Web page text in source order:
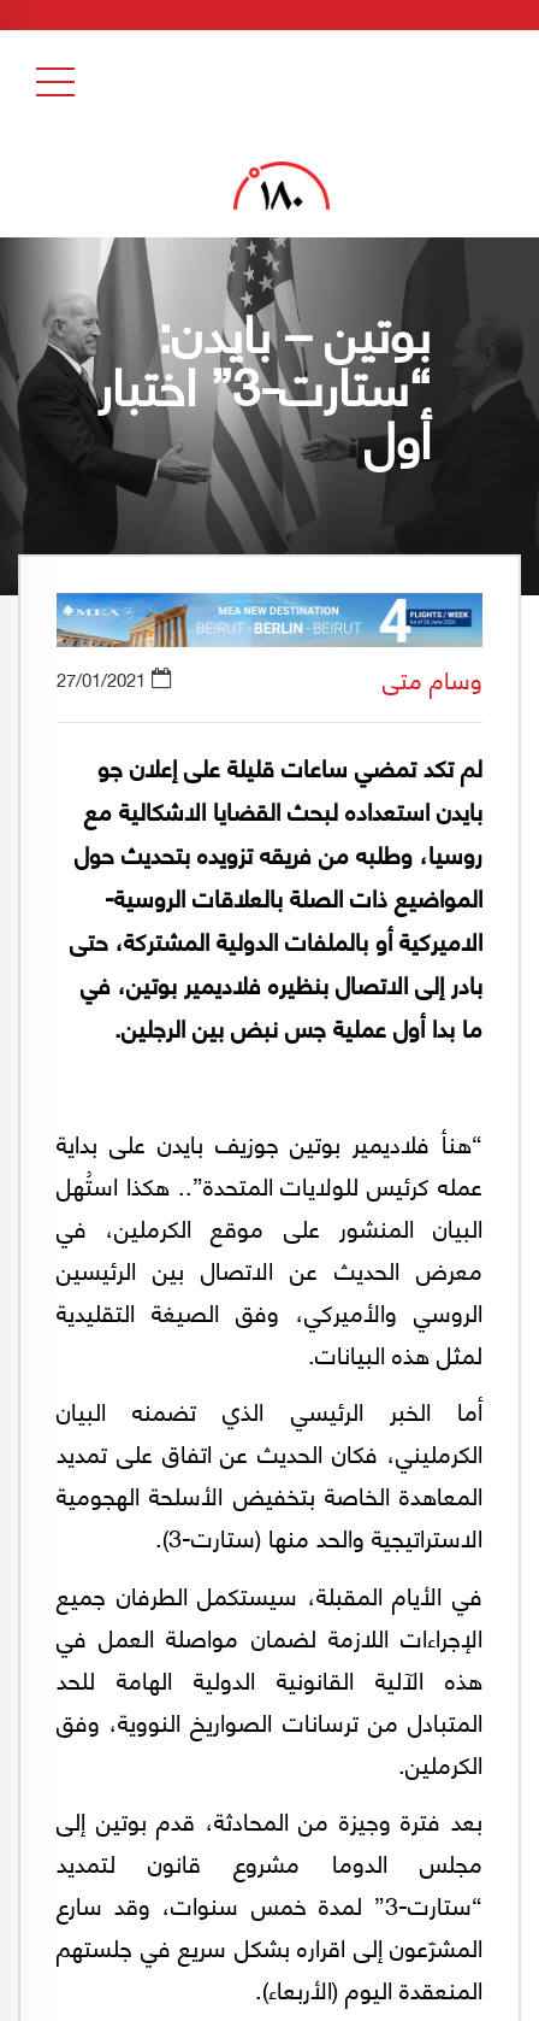
بوتين – بايدن:
“ستارت-3” اختبار
أول
وسام متى 27/01/2021
لم تكد تمضي ساعات قليلة على إعلان جو
بايدن استعداده لبحث القضايا الاشكالية مع
روسيا، وطلبه من فريقه تزويده بتحديث حول
المواضيع ذات الصلة بالعلاقات الروسية-
الاميركية أو بالملفات الدولية المشتركة، حتى
بادر إلى الاتصال بنظيره فلاديمير بوتين، في
ما بدا أول عملية جس نبض بين الرجلين.
“هنأ فلاديمير بوتين جوزيف بايدن على بداية
عمله كرئيس للولايات المتحدة”.. هكذا استُهل
البيان المنشور على موقع الكرملين، في
معرض الحديث عن الاتصال بين الرئيسين
الروسي والأميركي، وفق الصيغة التقليدية
لمثل هذه البيانات.
أما الخبر الرئيسي الذي تضمنه البيان
الكرمليني، فكان الحديث عن اتفاق على تمديد
المعاهدة الخاصة بتخفيض الأسلحة الهجومية
الاستراتيجية والحد منها (ستارت-3).
في الأيام المقبلة، سيستكمل الطرفان جميع
الإجراءات اللازمة لضمان مواصلة العمل في
هذه الآلية القانونية الدولية الهامة للحد
المتبادل من ترسانات الصواريخ النووية، وفق
الكرملين.
بعد فترة وجيزة من المحادثة، قدم بوتين إلى
مجلس الدوما مشروع قانون لتمديد
“ستارت-3” لمدة خمس سنوات، وقد سارع
المشرّعون إلى اقراره بشكل سريع في جلستهم
المنعقدة اليوم (الأربعاء).